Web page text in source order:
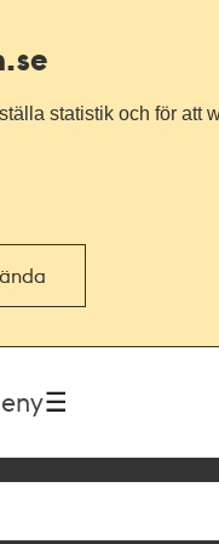
statistik och för att